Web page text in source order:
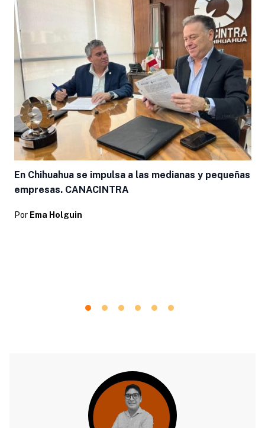
En Chihuahua se impulsa a las medianas y pequeñas
empresas. CANACINTRA
Por Ema Holguin